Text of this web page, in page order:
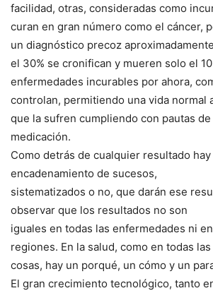
facilidad, otras, consideradas como
curan en gran número como el cáncer,
un diagnóstico precoz
el 30% se cronifican y mueren solo el
enfermedades incurables por ahora,
controlan, permitiendo una vida normal
que la sufren cumpliendo con pautas
medicación.
Como detrás de cualquier resultado
encadenamiento de sucesos,
sistematizados o no, que darán ese
observar que los resultados no son
iguales en todas las enfermedades ni
regiones. En la salud, como en todas las
cosas, hay un porqué, un cómo y un
El gran crecimiento tecnológico, tanto